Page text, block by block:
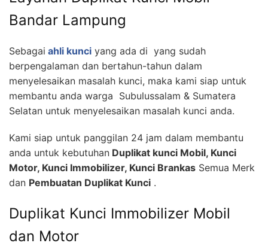
Bandar Lampung
Sebagai ahli kunci yang ada di yang sudah
berpengalaman dan bertahun-tahun dalam
menyelesaikan masalah kunci, maka kami siap untuk
membantu anda warga Subulussalam & Sumatera
Selatan untuk menyelesaikan masalah kunci anda.
Kami siap untuk panggilan 24 jam dalam membantu
anda untuk kebutuhan Duplikat kunci Mobil, Kunci
Motor, Kunci Immobilizer, Kunci Brankas Semua Merk
dan Pembuatan Duplikat Kunci .
Duplikat Kunci Immobilizer Mobil
dan Motor